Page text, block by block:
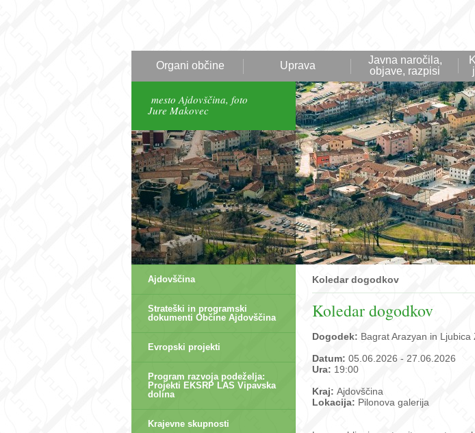
Organi občine Uprava
Javna naročila,
objave, razpisi
mesto Ajdovščina, foto
Jure Makovec
Ajdovščina
Strateški in programski
dokumenti Občine Ajdovščina
Evropski projekti
Program razvoja podeželja:
Projekti EKSRP LAS Vipavska
dolina
Krajevne skupnosti
Koledar dogodkov
Koledar dogodkov
Dogodek: Bagrat Arazyan in
Datum: 05.06.2026 - 27.06.2026
Ura: 19:00
Kraj: Ajdovščina
Lokacija: Pilonova galerija